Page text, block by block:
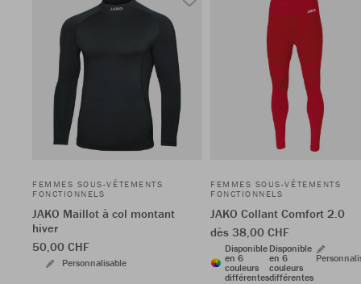
FEMMES SOUS-VÊTEMENTS
FONCTIONNELS
JAKO Maillot à col montant
hiver
50,00 CHF
Personnalisable
FEMMES SOUS-VÊTEMENTS
FONCTIONNELS
JAKO Collant Comfort 2.0
dès 38,00 CHF
Disponible
en 6
couleurs
différentes
Disponible
en 6
couleurs
différentes